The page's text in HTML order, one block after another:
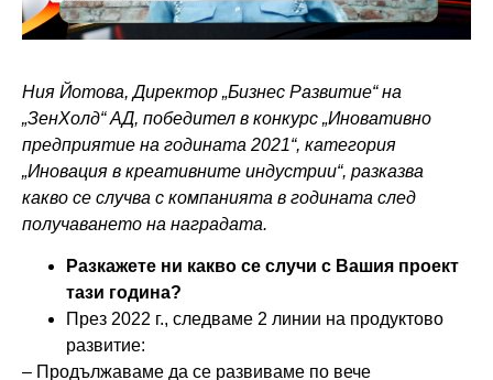
Ния Йотова, Директор „Бизнес Развитие“ на
„ЗенХолд“ АД, победител в конкурс „Иновативно
предприятие на годината 2021“, категория
„Иновация в креативните индустрии“, разказва
какво се случва с компанията в годината след
получаването на наградата.
Разкажете ни какво се случи с Вашия проект
тази година?
През 2022 г., следваме 2 линии на продуктово
развитие:
– Продължаваме да се развиваме по вече